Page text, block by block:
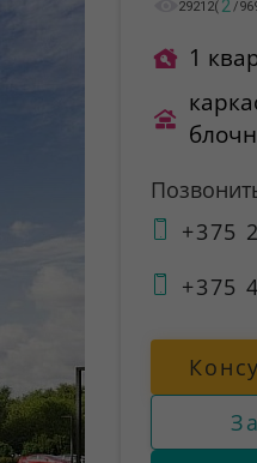
29212( 2 /
1
+375
+375